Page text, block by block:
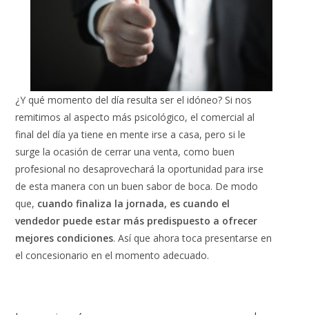
¿Y qué momento del día resulta ser el idóneo? Si nos
remitimos al aspecto más psicológico, el comercial al
final del día ya tiene en mente irse a casa, pero si le
surge la ocasión de cerrar una venta, como buen
profesional no desaprovechará la oportunidad para irse
de esta manera con un buen sabor de boca. De modo
que, cuando finaliza la jornada, es cuando el
vendedor puede estar más predispuesto a ofrecer
mejores condiciones. Así que ahora toca presentarse en
el concesionario en el momento adecuado.